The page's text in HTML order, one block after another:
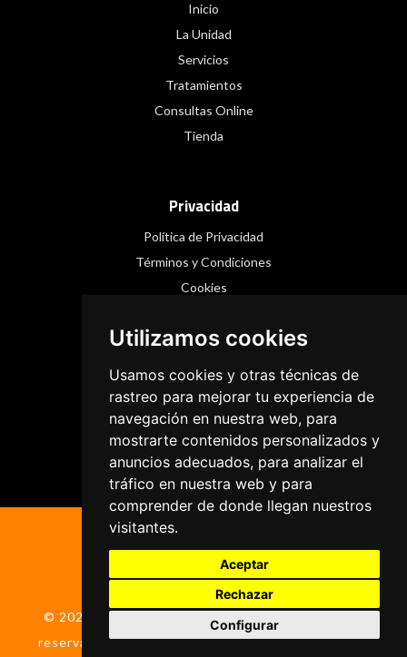
Utilizamos cookies
Usamos cookies y otras técnicas de
rastreo para mejorar tu experiencia de
navegación en nuestra web, para
mostrarte contenidos personalizados y
anuncios adecuados, para analizar el
tráfico en nuestra web y para
comprender de donde llegan nuestros
visitantes.
Aceptar
Rechazar
Configurar
Inicio
La Unidad
Servicios
Tratamientos
Consultas Online
Tienda
Privacidad
Política de Privacidad
Términos y Condiciones
Cookies
Instagram
Facebook
Threads
© 2026 ColumnaActiva.com | Todos los derechos
reservados | Diseñado porsolucionesmagenta.com